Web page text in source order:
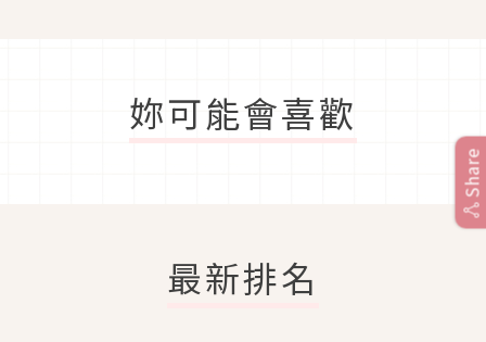
妳可能會喜歡
最新排名
Share